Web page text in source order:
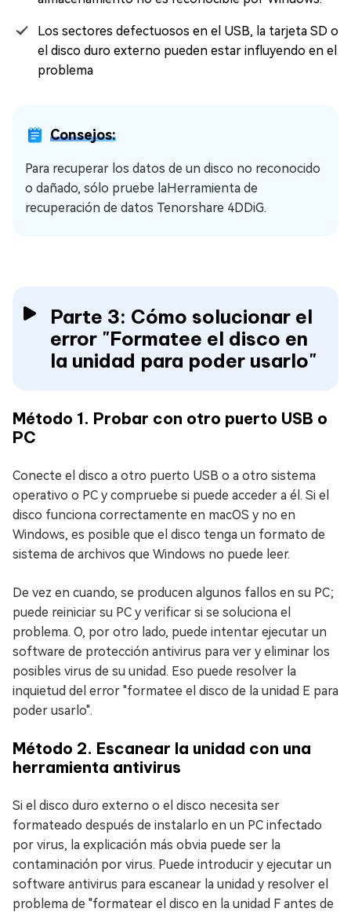
Los sectores defectuosos en el USB, la tarjeta SD o
el disco duro externo pueden estar influyendo en el
problema
Consejos:
Para recuperar los datos de un disco no reconocido
o dañado, sólo pruebe laHerramienta de
recuperación de datos Tenorshare 4DDiG.
Parte 3: Cómo solucionar el
error "Formatee el disco en
la unidad para poder usarlo"
Método 1. Probar con otro puerto USB o
PC
Conecte el disco a otro puerto USB o a otro sistema
operativo o PC y compruebe si puede acceder a él. Si el
disco funciona correctamente en macOS y no en
Windows, es posible que el disco tenga un formato de
sistema de archivos que Windows no puede leer.
De vez en cuando, se producen algunos fallos en su PC;
puede reiniciar su PC y verificar si se soluciona el
problema. O, por otro lado, puede intentar ejecutar un
software de protección antivirus para ver y eliminar los
posibles virus de su unidad. Eso puede resolver la
inquietud del error "formatee el disco de la unidad E para
poder usarlo".
Método 2. Escanear la unidad con una
herramienta antivirus
Si el disco duro externo o el disco necesita ser
formateado después de instalarlo en un PC infectado
por virus, la explicación más obvia puede ser la
contaminación por virus. Puede introducir y ejecutar un
software antivirus para escanear la unidad y resolver el
problema de "formatear el disco en la unidad F antes de